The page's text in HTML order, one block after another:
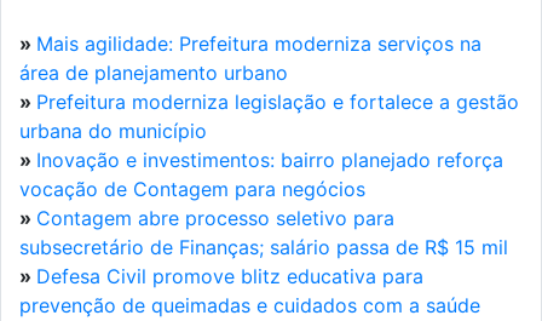
» Mais agilidade: Prefeitura moderniza serviços na
área de planejamento urbano
» Prefeitura moderniza legislação e fortalece a gestão
urbana do município
» Inovação e investimentos: bairro planejado reforça
vocação de Contagem para negócios
» Contagem abre processo seletivo para
subsecretário de Finanças; salário passa de R$ 15 mil
» Defesa Civil promove blitz educativa para
prevenção de queimadas e cuidados com a saúde